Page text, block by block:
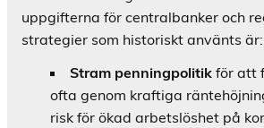
uppgifterna för centralbanker och
strategier som historiskt använts är:
Stram penningpolitik för att
ofta genom kraftiga
risk för ökad arbetslöshet på